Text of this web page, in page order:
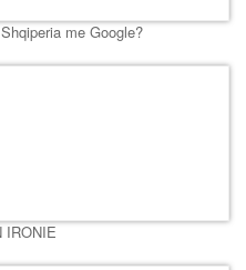
me Google?
IRONIE